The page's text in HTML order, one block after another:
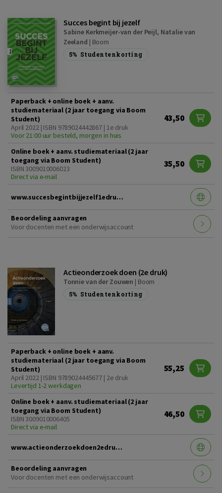
Succes begint bij jezelf
Sabine Kerkmeijer-van der Peijl, Natalie van
Zeeland | Boom
5% Studentenkorting
Paperback + online boek + aanv.
studiemateriaal (2 jaar toegang via Boom
Student)
April 2022 | ISBN 9789024442867 | 1e druk
Voor 21:00 uur besteld, morgen in huis
43,50
Online boek + aanv. studiemateriaal (2 jaar
toegang via Boom Student)
ISBN 3009010006023
Direct via e-mail
35,50
www.succesbegintbijjezelf1edruk.nl
Beoordeling aanvragen
Voor docenten met een onderwijsaccount
Actieonderzoek doen (2e druk)
Tonnie van der Zouwen | Boom
5% Studentenkorting
Paperback + online boek + aanv.
studiemateriaal (2 jaar toegang via Boom
Student)
April 2022 | ISBN 9789024445677 | 2e druk
Levertijd 1-2 werkdagen
55,25
Online boek + aanv. studiemateriaal (2 jaar
toegang via Boom Student)
ISBN 3009010006405
Direct via e-mail
46,50
www.actieonderzoekdoen2edruk.nl
Beoordeling aanvragen
Voor docenten met een onderwijsaccount